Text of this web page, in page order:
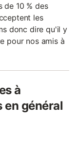
de 10 % des
les
donc dire qu'il y
pour nos amis à
à
général